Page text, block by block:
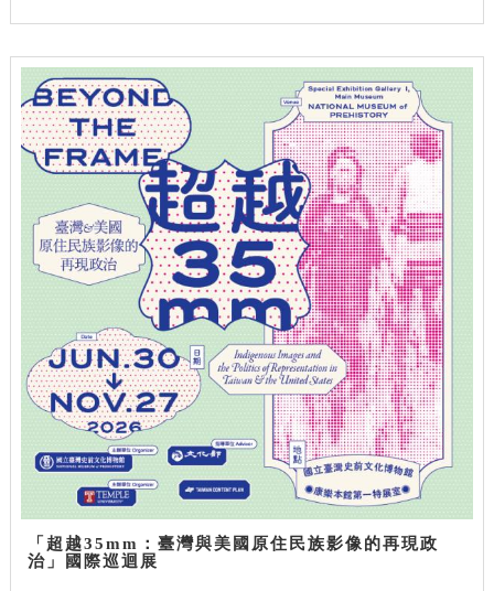
「超越35mm：臺灣與美國原住民族影像的再現政
治」國際巡迴展